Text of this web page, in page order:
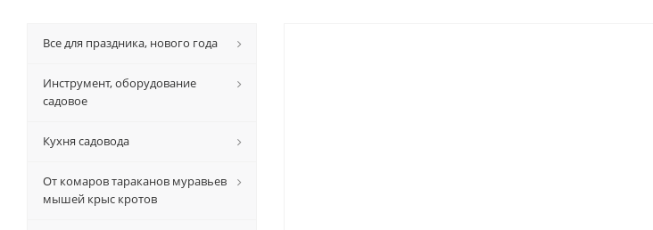
Все для праздника, нового года
Инструмент, оборудование
садовое
Кухня садовода
От комаров тараканов муравьев
мышей крыс кротов